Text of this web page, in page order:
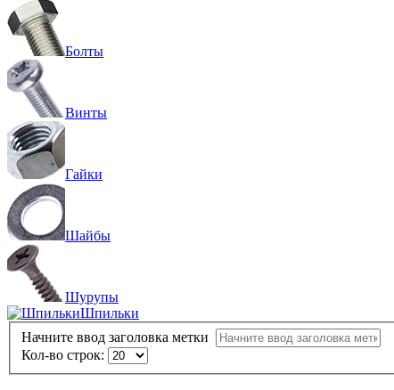
Болты
Винты
Гайки
Шайбы
Шурупы
Шпильки
Начните ввод заголовка метки
Кол-во строк: